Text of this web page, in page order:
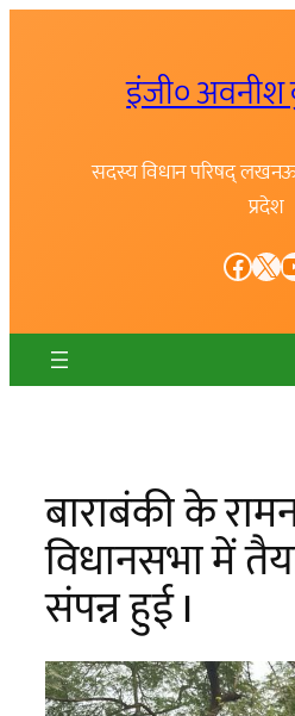
इंजी० अवनीश
सदस्य विधान परिषद्
प्रदेश
Facebook X YouTube
बाराबंकी के
विधानसभा में
संपन्न हुई I